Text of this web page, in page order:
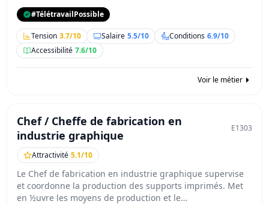
#TélétravailPossible
Tension 3.7/10 Salaire 5.5/10 Conditions 6.9/10
Accessibilité 7.6/10
Voir le métier
Chef / Cheffe de fabrication en
industrie graphique
E1303
Attractivité 5.1/10
Le Chef de fabrication en industrie graphique supervise
et coordonne la production des supports imprimés. Met
en ½uvre les moyens de production et le…